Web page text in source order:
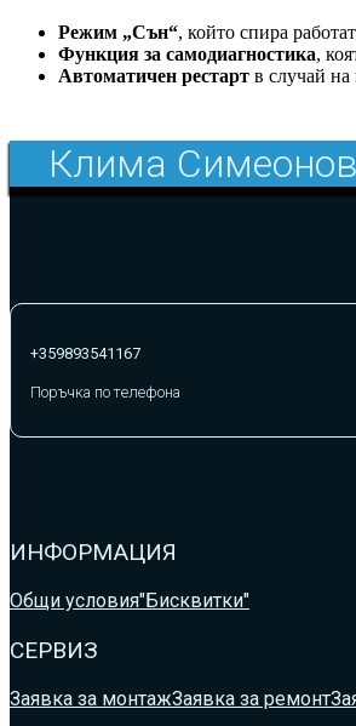
Режим „Сън“, който спира
Функция за самодиагностика,
Автоматичен рестарт в случай на
Клима
+359893541167
Поръчка по телефона
ИНФОРМАЦИЯ
Общи условия"Бисквитки"
СЕРВИЗ
Заявка за монтажЗаявка за ремонт